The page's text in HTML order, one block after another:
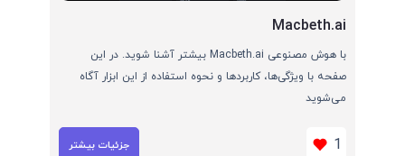
Macbeth.ai
با هوش مصنوعی Macbeth.ai بیشتر آشنا شوید. در این
صفحه با ویژگی‌ها، کاربردها و نحوه استفاده از این ابزار آگاه
می‌شوید
1 جزئیات بیشتر